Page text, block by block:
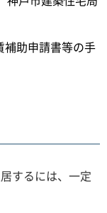
補助申請書等の手
するには、一定